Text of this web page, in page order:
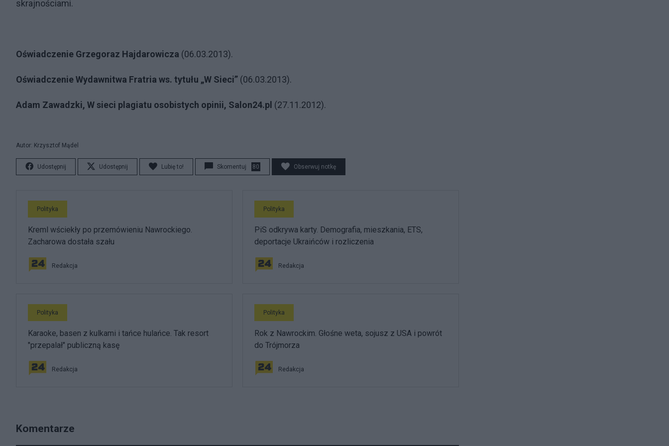
skrajnościami.
Oświadczenie Grzegoraz Hajdarowicza (06.03.2013).
Oświadczenie Wydawnitwa Fratria ws. tytułu „W Sieci” (06.03.2013).
Adam Zawadzki, W sieci plagiatu osobistych opinii, Salon24.pl (27.11.2012).
Autor: Krzysztof Mądel
Udostępnij Udostępnij Lubię to! Skomentuj 80 Obserwuj notkę
Polityka
Kreml wściekły po przemówieniu Nawrockiego.
Zacharowa dostała szału
Redakcja
Polityka
PiS odkrywa karty. Demografia, mieszkania, ETS,
deportacje Ukraińców i rozliczenia
Redakcja
Polityka
Karaoke, basen z kulkami i tańce hulańce. Tak resort
"przepalał" publiczną kasę
Redakcja
Polityka
Rok z Nawrockim. Głośne weta, sojusz z USA i powrót
do Trójmorza
Redakcja
Komentarze